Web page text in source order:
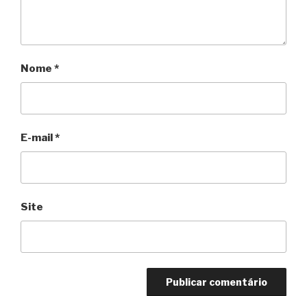
Nome *
E-mail*
Site